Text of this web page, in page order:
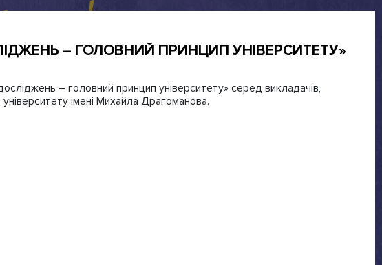
– ГОЛОВНИЙ ПРИНЦИП УНІВЕРСИТЕТУ»
– головний принцип університету» серед викладачів,
університету імені Михайла Драгоманова.